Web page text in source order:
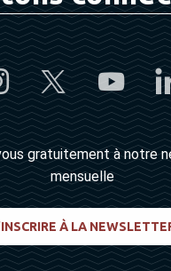
gratuitement à notre
mensuelle
À LA